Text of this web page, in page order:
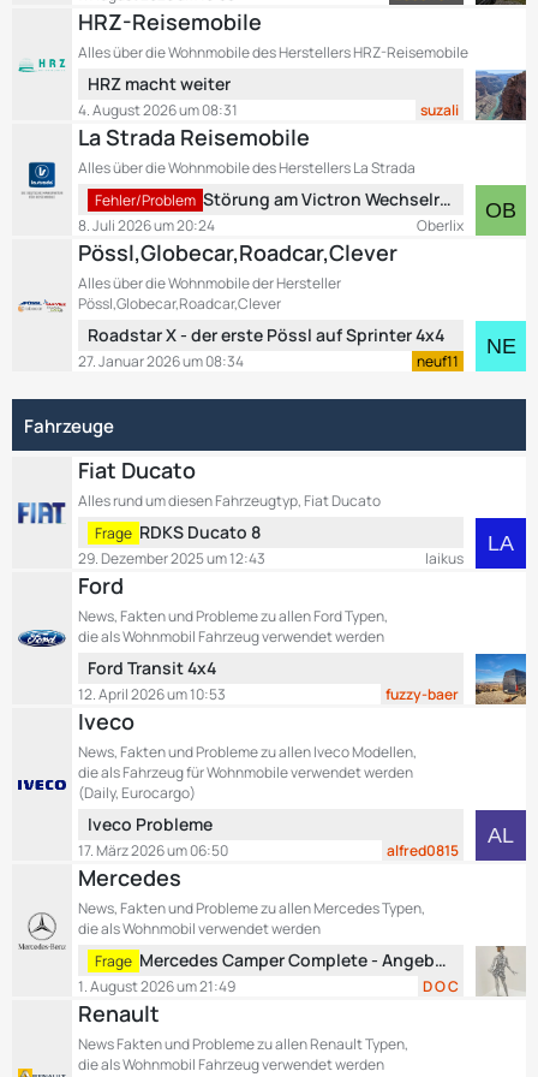
g
e
e
ä
g
e
t
z
t
B
e
ä
g
e
HRZ-Reisemobile
Alles über die Wohnmobile des Herstellers HRZ-Reisemobile
e
t
z
t
B
e
t
g
HRZ macht weiter
suzali
4. August 2026 um 08:31
La Strada Reisemobile
Alles über die Wohnmobile des Herstellers La Strada
e
t
z
t
e
e
r
ä
g
e
Fehler/Problem Störung am Victron Wechselrichter
Oberlix
8. Juli 2026 um 20:24
Pössl,Globecar,Roadcar,Clever
Alles über die Wohnmobile der Hersteller
Pössl,Globecar,Roadcar,Clever
e
z
t
e
B
e
t
ä
g
e
Roadstar X - der erste Pössl auf Sprinter 4x4
neuf11
27. Januar 2026 um 08:34
Fahrzeuge
Fiat Ducato
Alles rund um diesen Fahrzeugtyp, Fiat Ducato
e
t
z
t
e
e
i
t
r
ä
e
Frage RDKS Ducato 8
laikus
29. Dezember 2025 um 12:43
Ford
News, Fakten und Probleme zu allen Ford Typen,
die als Wohnmobil Fahrzeug verwendet werden
e
t
z
t
e
i
t
r
ä
e
Ford Transit 4x4
fuzzy-baer
12. April 2026 um 10:53
Iveco
News, Fakten und Probleme zu allen Iveco Modellen,
die als Fahrzeug für Wohnmobile verwendet werden
(Daily, Eurocargo)
e
t
z
t
e
e
i
t
r
Iveco Probleme
alfred0815
17. März 2026 um 06:50
Mercedes
News, Fakten und Probleme zu allen Mercedes Typen,
die als Wohnmobil verwendet werden
e
t
z
t
Frage Mercedes Camper Complete - Angebot für Wartungsvertrag / Garantieverlängerung - was meint ihr?
D O C
1. August 2026 um 21:49
Renault
News Fakten und Probleme zu allen Renault Typen,
die als Wohnmobil Fahrzeug verwendet werden